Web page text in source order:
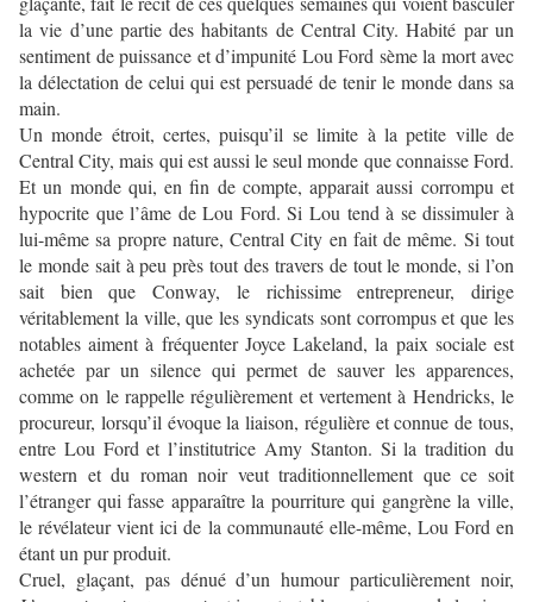
la vie d’une partie des habitants de Central City. Habité par un
sentiment de puissance et d’impunité Lou Ford sème la mort avec
la délectation de celui qui est persuadé de tenir le monde dans sa
main.
Un monde étroit, certes, puisqu’il se limite à la petite ville de
Central City, mais qui est aussi le seul monde que connaisse Ford.
Et un monde qui, en fin de compte, apparait aussi corrompu et
hypocrite que l’âme de Lou Ford. Si Lou tend à se dissimuler à
lui-même sa propre nature, Central City en fait de même. Si tout
le monde sait à peu près tout des travers de tout le monde, si l’on
sait bien que Conway, le richissime entrepreneur, dirige
véritablement la ville, que les syndicats sont corrompus et que les
notables aiment à fréquenter Joyce Lakeland, la paix sociale est
achetée par un silence qui permet de sauver les apparences,
comme on le rappelle régulièrement et vertement à Hendricks, le
procureur, lorsqu’il évoque la liaison, régulière et connue de tous,
entre Lou Ford et l’institutrice Amy Stanton. Si la tradition du
western et du roman noir veut traditionnellement que ce soit
l’étranger qui fasse apparaître la pourriture qui gangrène la ville,
le révélateur vient ici de la communauté elle-même, Lou Ford en
étant un pur produit.
Cruel, glaçant, pas dénué d’un humour particulièrement noir,